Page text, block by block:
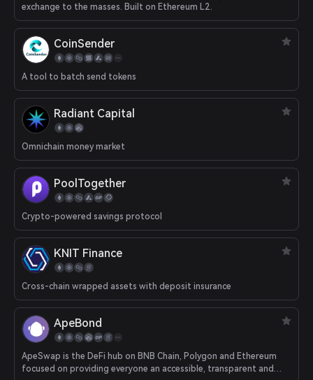
exchange to the masses. Built on Ethereum L2.
CoinSender
A tool to batch send tokens
Radiant Capital
Omnichain money market
PoolTogether
Crypto-powered savings protocol
KNIT Finance
Cross-chain wrapped assets with deposit insurance
ApeBond
ApeSwap is the DeFi hub on BNB Chain, Polygon and Ethereum
focused on providing everyone an accessible, transparent and